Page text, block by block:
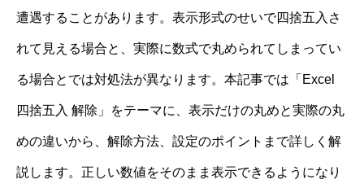
遭遇することがあります。表示形式のせいで四捨五入さ
れて見える場合と、実際に数式で丸められてしまってい
る場合とでは対処法が異なります。本記事では「Excel
四捨五入 解除」をテーマに、表示だけの丸めと実際の丸
めの違いから、解除方法、設定のポイントまで詳しく解
説します。正しい数値をそのまま表示できるようになり